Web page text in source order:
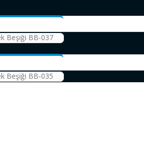
Beşiği BB-037
Beşiği BB-035